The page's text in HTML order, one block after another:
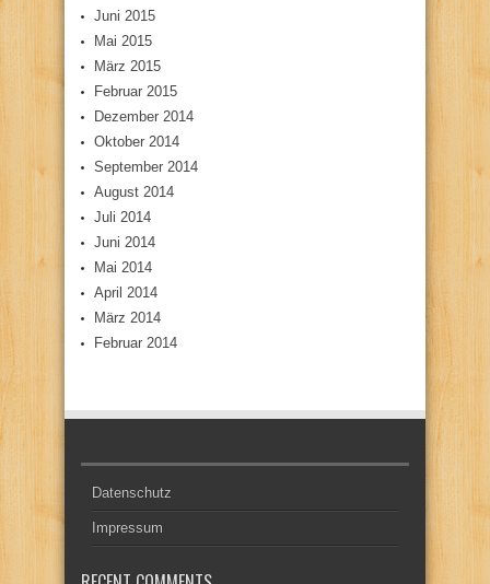
Juni 2015
Mai 2015
März 2015
Februar 2015
Dezember 2014
Oktober 2014
September 2014
August 2014
Juli 2014
Juni 2014
Mai 2014
April 2014
März 2014
Februar 2014
Datenschutz
Impressum